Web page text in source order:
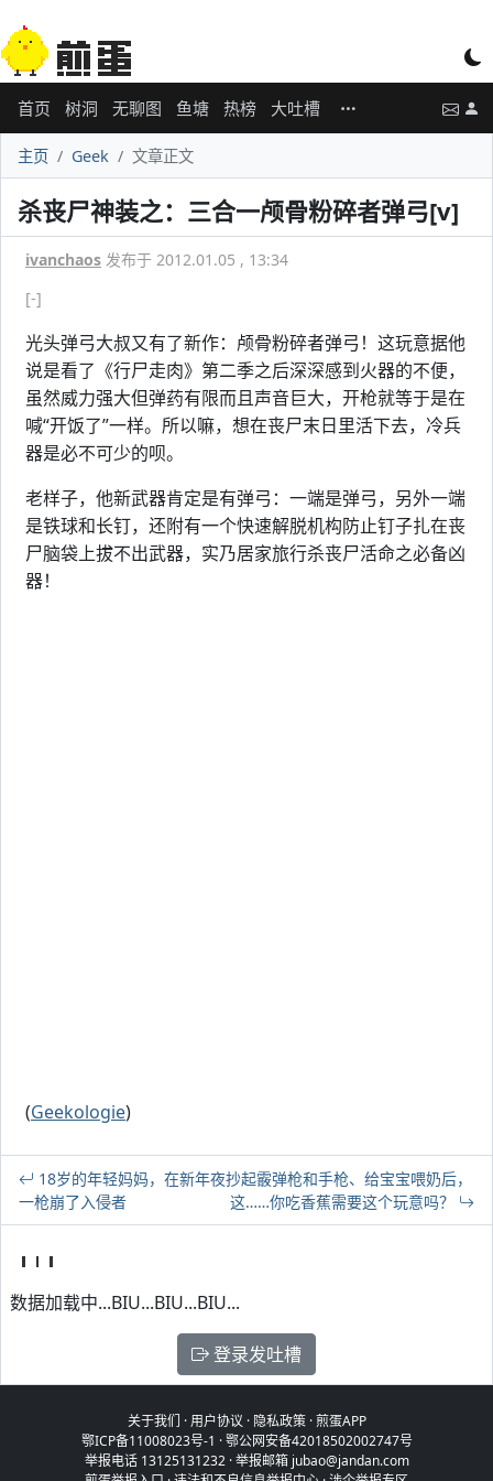
首页 树洞 无聊图 鱼塘 热榜 大吐槽
主页 Geek 文章正文
杀丧尸神装之：三合一颅骨粉碎者弹弓[v]
ivanchaos 发布于 2012.01.05 , 13:34
[-]
光头弹弓大叔又有了新作：颅骨粉碎者弹弓！这玩意据他
说是看了《行尸走肉》第二季之后深深感到火器的不便，
虽然威力强大但弹药有限而且声音巨大，开枪就等于是在
喊“开饭了”一样。所以嘛，想在丧尸末日里活下去，冷兵
器是必不可少的呗。
老样子，他新武器肯定是有弹弓：一端是弹弓，另外一端
是铁球和长钉，还附有一个快速解脱机构防止钉子扎在丧
尸脑袋上拔不出武器，实乃居家旅行杀丧尸活命之必备凶
器！
(Geekologie)
18岁的年轻妈妈，在新年夜抄起霰弹枪和手枪、给宝宝喂奶后，
一枪崩了入侵者
这……你吃香蕉需要这个玩意吗？
数据加载中...BIU...BIU...BIU...
登录发吐槽
关于我们 ·用户协议 · 隐私政策·煎蛋APP
鄂ICP备11008023号-1 ·鄂公网安备42018502002747号
举报电话 13125131232 · 举报邮箱 jubao@jandan.com